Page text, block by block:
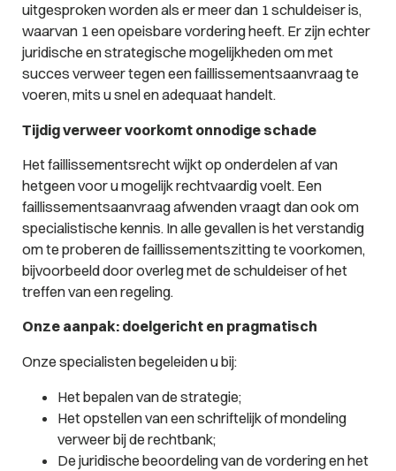
uitgesproken worden als er meer dan 1 schuldeiser is,
waarvan 1 een opeisbare vordering heeft. Er zijn echter
juridische en strategische mogelijkheden om met
succes verweer tegen een faillissementsaanvraag te
voeren, mits u snel en adequaat handelt.
Tijdig verweer voorkomt onnodige schade
Het faillissementsrecht wijkt op onderdelen af van
hetgeen voor u mogelijk rechtvaardig voelt. Een
faillissementsaanvraag afwenden vraagt dan ook om
specialistische kennis. In alle gevallen is het verstandig
om te proberen de faillissementszitting te voorkomen,
bijvoorbeeld door overleg met de schuldeiser of het
treffen van een regeling.
Onze aanpak: doelgericht en pragmatisch
Onze specialisten begeleiden u bij:
Het bepalen van de strategie;
Het opstellen van een schriftelijk of mondeling
verweer bij de rechtbank;
De juridische beoordeling van de vordering en het